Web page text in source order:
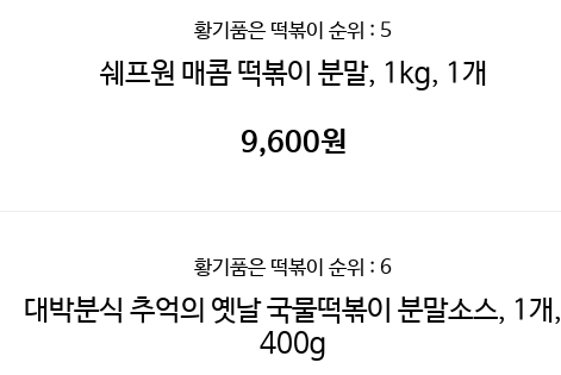
황기품은 떡볶이 순위 : 5
쉐프원 매콤 떡볶이 분말, 1kg, 1개
9,600원
황기품은 떡볶이 순위 : 6
대박분식 추억의 옛날 국물떡볶이 분말소스, 1개,
400g